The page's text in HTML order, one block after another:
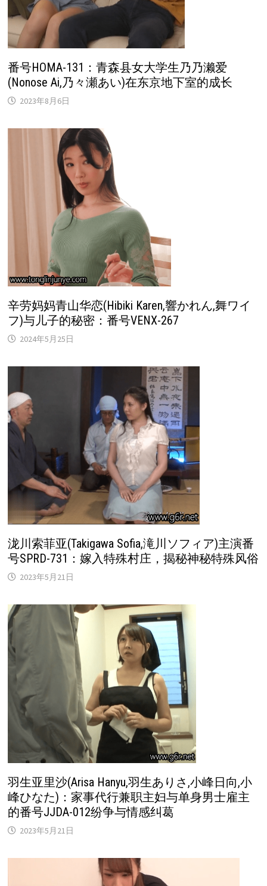
番号HOMA-131：青森县女大学生乃乃濑爱
(Nonose Ai,乃々瀬あい)在东京地下室的成长
2023年8月6日
辛劳妈妈青山华恋(Hibiki Karen,響かれん,舞ワイ
フ)与儿子的秘密：番号VENX-267
2024年5月25日
泷川索菲亚(Takigawa Sofia,滝川ソフィア)主演番
号SPRD-731：嫁入特殊村庄，揭秘神秘特殊风俗
2023年5月21日
羽生亚里沙(Arisa Hanyu,羽生ありさ,小峰日向,小
峰ひなた)：家事代行兼职主妇与单身男士雇主
的番号JJDA-012纷争与情感纠葛
2023年5月21日